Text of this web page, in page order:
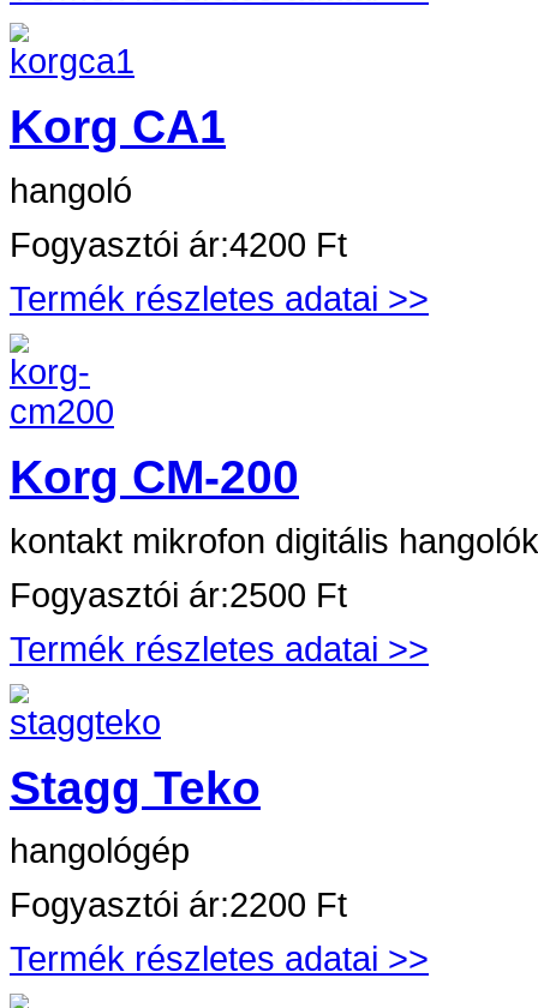
Korg CA1
hangoló
Fogyasztói ár:4200 Ft
Termék részletes adatai >>
Korg CM-200
kontakt mikrofon digitális
Fogyasztói ár:2500 Ft
Termék részletes adatai >>
Stagg Teko
hangológép
Fogyasztói ár:2200 Ft
Termék részletes adatai >>